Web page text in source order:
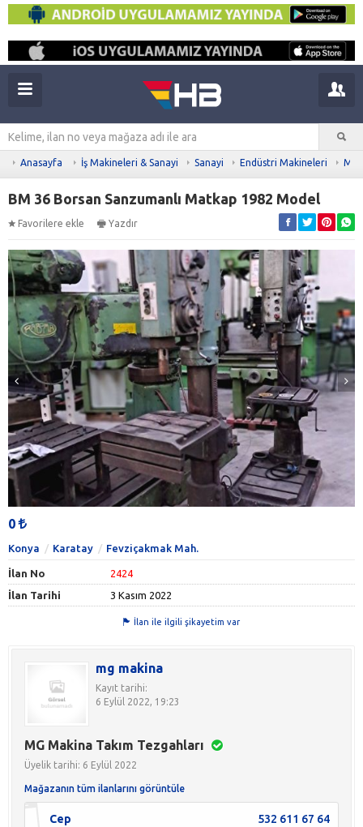
Anasayfa İş Makineleri & Sanayi Sanayi Endüstri Makineleri
BM 36 Borsan Sanzumanlı Matkap 1982 Model
Favorilere ekle Yazdır
0
Konya Karatay Fevziçakmak Mah.
İlan No
2424
İlan Tarihi
3 Kasım 2022
İlan ile ilgili şikayetim var
mg makina
Kayıt tarihi:
6 Eylül 2022, 19:23
MG Makina Takım Tezgahları
Üyelik tarihi: 6 Eylül 2022
Mağazanın tüm ilanlarını görüntüle
Cep 532 611 67 64